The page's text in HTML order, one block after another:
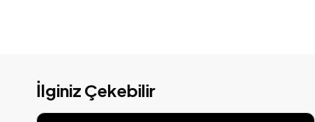
İlginiz Çekebilir